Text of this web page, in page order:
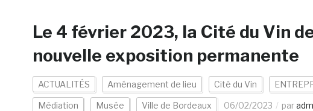
Le 4 février 2023, la Cité du Vin
nouvelle exposition permanente
ACTUALITÉS Aménagement de lieu Cité du Vin
Médiation Musée Ville de Bordeaux 06/02/2023 par